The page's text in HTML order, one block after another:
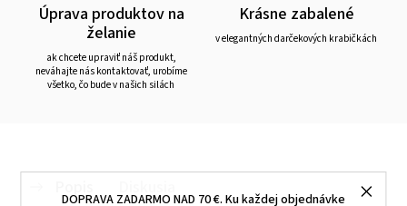
DOPRAVA ZADARMO NAD 70 €. Ku každej objednávke
Úprava produktov na
želanie
ak chcete upraviť náš produkt,
neváhajte nás kontaktovať, urobíme
všetko, čo bude v našich silách
Krásne zabalené
v elegantných darčekových krabičkách